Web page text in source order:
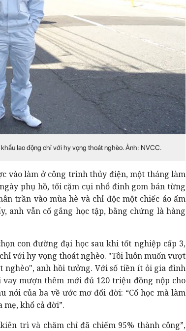
lao động chỉ với hy vọng thoát nghèo. Ảnh: NVCC.
vào làm ở công trình thủy điện, một tháng làm
phụ hồ, tối cặm cụi nhổ đinh gom bán từng
trần vào mùa hè và chỉ độc một chiếc áo ấm
anh vẫn cố gắng học tập, bằng chứng là hàng
con đường đại học sau khi tốt nghiệp cấp 3,
với hy vọng thoát nghèo. "Tôi luôn muốn vượt
anh hồi tưởng. Với số tiền ít ỏi gia đình
mượn thêm mới đủ 120 triệu đồng nộp cho
nói của ba về ước mơ đổi đời: “Cố học mà làm
khổ cả đời”.
trì và chăm chỉ đã chiếm 95% thành công”,